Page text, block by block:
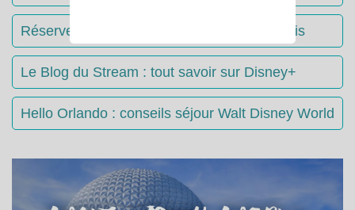
Réserver votre restaurant à Disneyland Paris
Le Blog du Stream : tout savoir sur Disney+
Hello Orlando : conseils séjour Walt Disney World